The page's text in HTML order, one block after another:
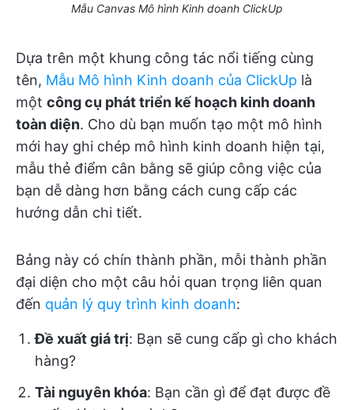
Mẫu Canvas Mô hình Kinh doanh ClickUp
Dựa trên một khung công tác nổi tiếng cùng
tên, Mẫu Mô hình Kinh doanh của ClickUp là
một công cụ phát triển kế hoạch kinh doanh
toàn diện. Cho dù bạn muốn tạo một mô hình
mới hay ghi chép mô hình kinh doanh hiện tại,
mẫu thẻ điểm cân bằng sẽ giúp công việc của
bạn dễ dàng hơn bằng cách cung cấp các
hướng dẫn chi tiết.
Bảng này có chín thành phần, mỗi thành phần
đại diện cho một câu hỏi quan trọng liên quan
đến quản lý quy trình kinh doanh:
Đề xuất giá trị: Bạn sẽ cung cấp gì cho khách
hàng?
Tài nguyên khóa: Bạn cần gì để đạt được đề